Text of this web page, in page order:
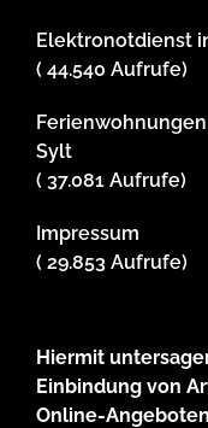
Elektronotdienst
( 44.540 Aufrufe)
Sylt
( 37.081 Aufrufe)
Impressum
( 29.853 Aufrufe)
Hiermit
Einbindung von
Online-